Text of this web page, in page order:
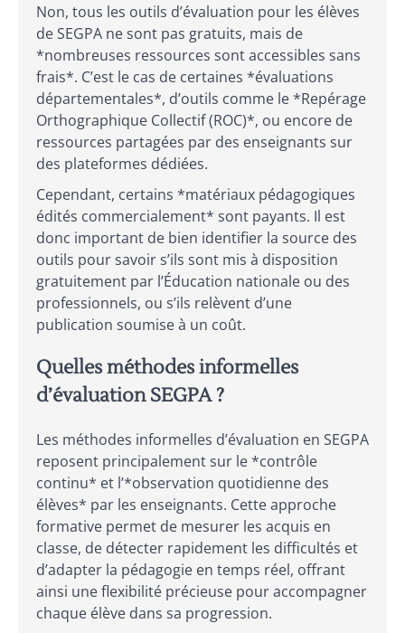
Non, tous les outils d’évaluation pour les élèves
de SEGPA ne sont pas gratuits, mais de
*nombreuses ressources sont accessibles sans
frais*. C’est le cas de certaines *évaluations
départementales*, d’outils comme le *Repérage
Orthographique Collectif (ROC)*, ou encore de
ressources partagées par des enseignants sur
des plateformes dédiées.
Cependant, certains *matériaux pédagogiques
édités commercialement* sont payants. Il est
donc important de bien identifier la source des
outils pour savoir s’ils sont mis à disposition
gratuitement par l’Éducation nationale ou des
professionnels, ou s’ils relèvent d’une
publication soumise à un coût.
Quelles méthodes informelles
d’évaluation SEGPA ?
Les méthodes informelles d’évaluation en SEGPA
reposent principalement sur le *contrôle
continu* et l’*observation quotidienne des
élèves* par les enseignants. Cette approche
formative permet de mesurer les acquis en
classe, de détecter rapidement les difficultés et
d’adapter la pédagogie en temps réel, offrant
ainsi une flexibilité précieuse pour accompagner
chaque élève dans sa progression.